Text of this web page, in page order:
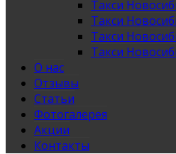
Такси
Такси
Такси
Такси
О нас
Отзывы
Статьи
Фотогалерея
Акции
Контакты